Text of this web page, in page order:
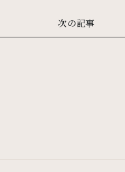
次の記事